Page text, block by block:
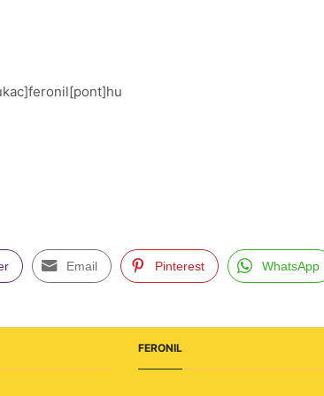
Email Pinterest WhatsApp
FERONIL